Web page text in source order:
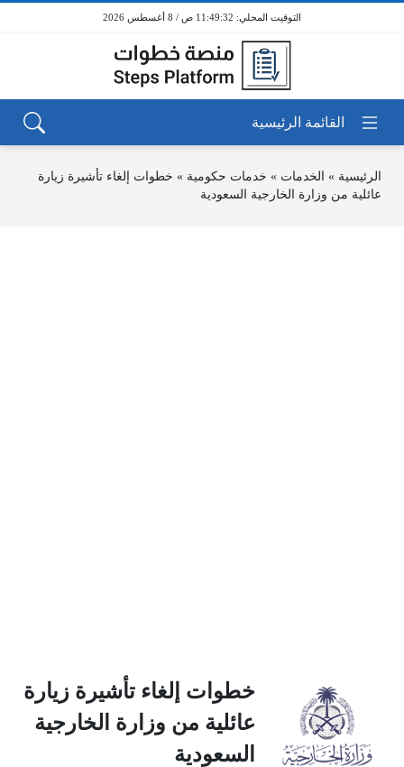
11:49:32 ص / 8 أغسطس 2026
الرئيسية » الخدمات » خدمات حكومية » خطوات إلغاء تأشيرة زيارة
عائلية من وزارة الخارجية السعودية
خطوات إلغاء تأشيرة زيارة
عائلية من وزارة الخارجية
السعودية